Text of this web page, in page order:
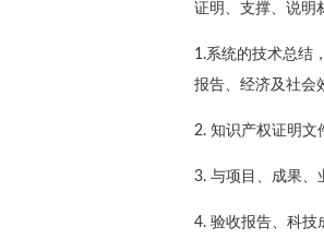
证明、支撑、说明
1.系统的技术总结
报告、经济及社会
2. 知识产权证明文
3. 与项目、成果
4. 验收报告、科技